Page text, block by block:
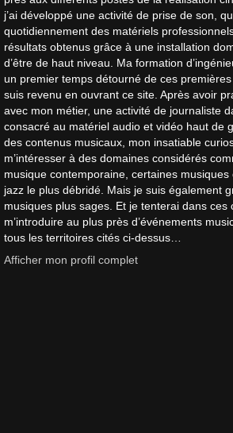
j’ai développé une activité de prise de son,
quotidiennement des matériels
résultats obtenus grâce à une installation
d’être de haut niveau. Ma formation
un premier temps détourné de ces
suis revenu en ouvrant ce site. Après avoir
avec mon métier, une activité de journaliste
consacré au matériel audio et vidéo haut de
des contenus musicaux, mon insatiable
m’intéresser à des domaines considérés
musique contemporaine, certaines
jazz le plus débridé. Mais je suis également
musiques plus sages. Et je tenterai dans ces
m’introduire au plus près d’événements
tous les territoires cités ci-dessus…
Afficher mon profil complet